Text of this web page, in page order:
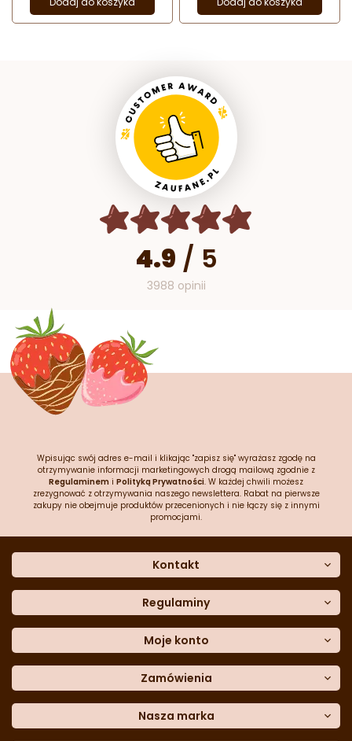
4.9 / 5
3988 opinii
Wpisując swój adres e-mail i klikając "zapisz się" wyrażasz zgodę na
otrzymywanie informacji marketingowych drogą mailową zgodnie z
Regulaminem i Polityką Prywatności. W każdej chwili możesz
zrezygnować z otrzymywania naszego newslettera. Rabat na pierwsze
zakupy nie obejmuje produktów przecenionych i nie łączy się z innymi
promocjami.
Kontakt
Dane kontaktowe
Często zadawane pytania
Sklep stacjonarny
Formularz kontaktowy
Blog
telefon:601 767 272
Regulaminy
Polityka prywatności
Polityka cookies
Polityka reklamacji
Polityka zwrotów
Dostępność cyfrowa
Moje konto
Moje dane
Historia zamówień
Lista ulubionych
Moje rabaty
Zamówienia
Metody płatności
Dane do przelewu
Nasza marka